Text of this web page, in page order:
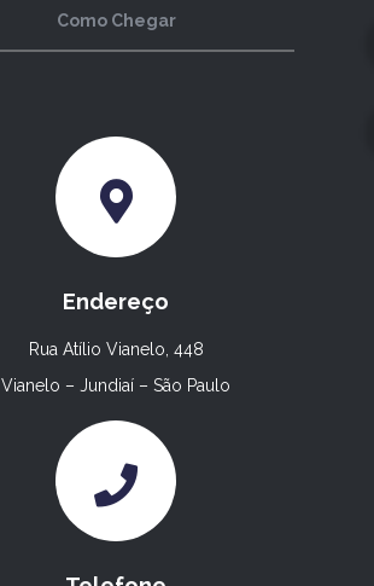
Como Chegar
Endereço
Rua Atílio Vianelo, 448
Vianelo – Jundiaí – São Paulo